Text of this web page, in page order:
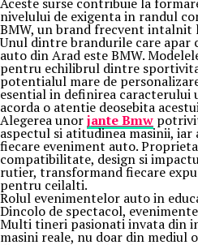
nivelului de exigenta in randul
BMW, un brand frecvent intalnit
Unul dintre brandurile care apar
auto din Arad este BMW.
pentru echilibrul dintre
potentialul mare de
esential in definirea caracterului
acorda o atentie deosebita
Alegerea unorjante Bmw
aspectul si atitudinea masinii,
fiecare eveniment auto.
compatibilitate, design si
rutier, transformand fiecare
pentru ceilalti.
Rolul evenimentelor auto in
Dincolo de spectacol,
Multi tineri pasionati invata din
masini reale, nu doar din mediul